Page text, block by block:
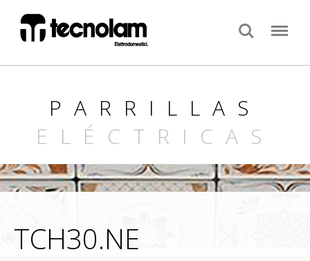
Search Menu
PARRILLAS
ELÉCTRICAS
TCH30.NE